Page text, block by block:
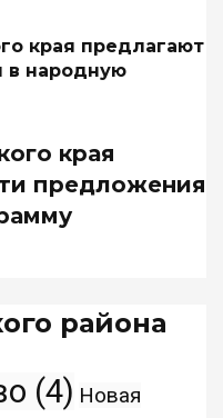
края
предложения
района
(4) Новая